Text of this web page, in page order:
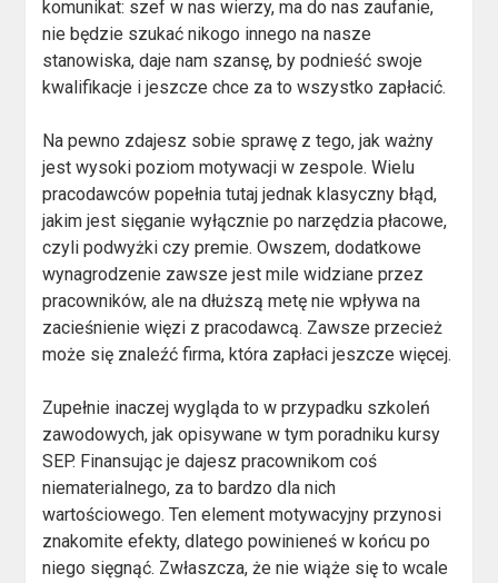
komunikat: szef w nas wierzy, ma do nas zaufanie,
nie będzie szukać nikogo innego na nasze
stanowiska, daje nam szansę, by podnieść swoje
kwalifikacje i jeszcze chce za to wszystko zapłacić.
Na pewno zdajesz sobie sprawę z tego, jak ważny
jest wysoki poziom motywacji w zespole. Wielu
pracodawców popełnia tutaj jednak klasyczny błąd,
jakim jest sięganie wyłącznie po narzędzia płacowe,
czyli podwyżki czy premie. Owszem, dodatkowe
wynagrodzenie zawsze jest mile widziane przez
pracowników, ale na dłuższą metę nie wpływa na
zacieśnienie więzi z pracodawcą. Zawsze przecież
może się znaleźć firma, która zapłaci jeszcze więcej.
Zupełnie inaczej wygląda to w przypadku szkoleń
zawodowych, jak opisywane w tym poradniku kursy
SEP. Finansując je dajesz pracownikom coś
niematerialnego, za to bardzo dla nich
wartościowego. Ten element motywacyjny przynosi
znakomite efekty, dlatego powinieneś w końcu po
niego sięgnąć. Zwłaszcza, że nie wiąże się to wcale